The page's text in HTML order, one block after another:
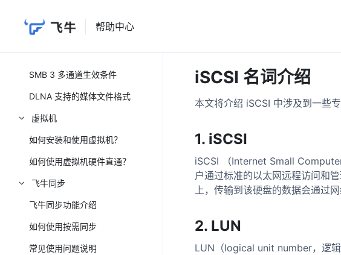
帮助中心
如何设置和使用访问码？
安全漏洞基本原则与测试规范
安全漏洞报告处置规则
安全漏洞报告书写模板
安全披露
更多
联系我们
本地账号与云端账号的区别？
管理员和普通用户权限的区别？
飞牛 ARM 版本公测声明
关于飞牛 fnOS 系统后续盈利说明
牛注意事项
Windows 通过 NFS 挂载飞牛注
意事项
SMB 3 多通道生效条件
DLNA 支持的媒体文件格式
虚拟机
如何安装和使用虚拟机？
如何使用虚拟机硬件直通？
飞牛同步
飞牛同步功能介绍
如何使用按需同步
常见使用问题说明
iSCSI 名词介绍
本文将介绍 iSCSI 中涉及到一些
1. iSCSI
iSCSI （Internet Small
户通过标准的以太网远程访问和
上，传输到该硬盘的数据会通过
2. LUN
LUN（logical unit number，逻